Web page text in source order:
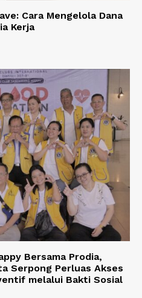
Cara Mengelola Dana
Kerja
Bersama Prodia,
Serpong Perluas Akses
melalui Bakti Sosial